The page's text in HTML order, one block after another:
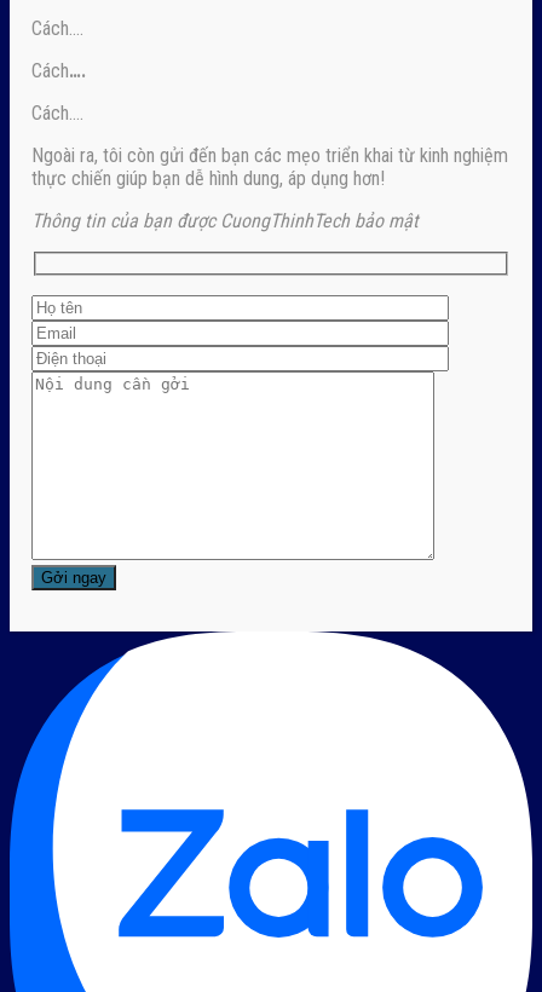
Cách….
Cách….
Cách….
Ngoài ra, tôi còn gửi đến bạn các mẹo triển khai từ kinh nghiệm
thực chiến giúp bạn dễ hình dung, áp dụng hơn!
Thông tin của bạn được CuongThinhTech bảo mật